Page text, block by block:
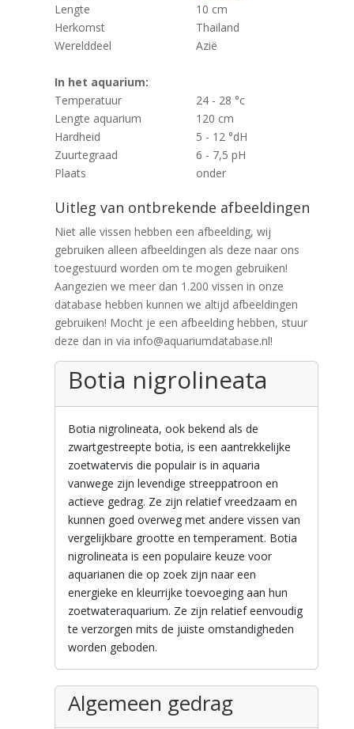
Lengte
10 cm
Herkomst
Thailand
Werelddeel
Azië
In het aquarium:
Temperatuur
24 - 28 °c
Lengte aquarium
120 cm
Hardheid
5 - 12 °dH
Zuurtegraad
6 - 7,5 pH
Plaats
onder
Uitleg van ontbrekende afbeeldingen
Niet alle vissen hebben een afbeelding, wij
gebruiken alleen afbeeldingen als deze naar ons
toegestuurd worden om te mogen gebruiken!
Aangezien we meer dan 1.200 vissen in onze
database hebben kunnen we altijd afbeeldingen
gebruiken! Mocht je een afbeelding hebben, stuur
deze dan in via info@aquariumdatabase.nl!
Botia nigrolineata
Botia nigrolineata, ook bekend als de
zwartgestreepte botia, is een aantrekkelijke
zoetwatervis die populair is in aquaria
vanwege zijn levendige streeppatroon en
actieve gedrag. Ze zijn relatief vreedzaam en
kunnen goed overweg met andere vissen van
vergelijkbare grootte en temperament. Botia
nigrolineata is een populaire keuze voor
aquarianen die op zoek zijn naar een
energieke en kleurrijke toevoeging aan hun
zoetwateraquarium. Ze zijn relatief eenvoudig
te verzorgen mits de juiste omstandigheden
worden geboden.
Algemeen gedrag